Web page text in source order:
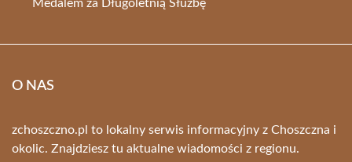
Medalem za Długoletnią Służbę
O NAS
zchoszczno.pl to lokalny serwis informacyjny z Choszczna i
okolic. Znajdziesz tu aktualne wiadomości z regionu.